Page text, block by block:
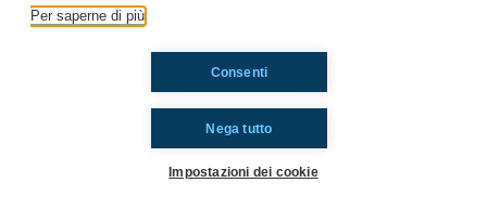
Ti è piaciuto? Condividilo!
Per saperne di più
Nega tutto
Consenti
Impostazioni dei cookie